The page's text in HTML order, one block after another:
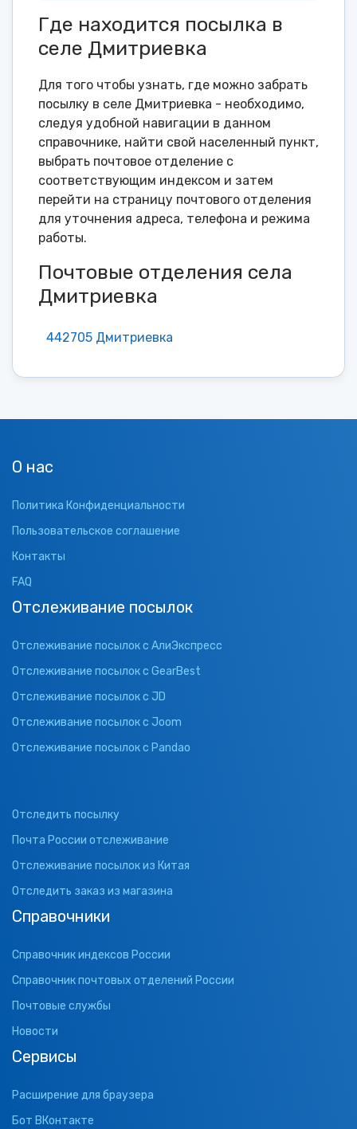
Где находится посылка в
селе Дмитриевка
Для того чтобы узнать, где можно забрать
посылку в селе Дмитриевка - необходимо,
следуя удобной навигации в данном
справочнике, найти свой населенный пункт,
выбрать почтовое отделение с
соответствующим индексом и затем
перейти на страницу почтового отделения
для уточнения адреса, телефона и режима
работы.
Почтовые отделения села
Дмитриевка
442705 Дмитриевка
О нас
Политика Конфиденциальности
Пользовательское соглашение
Контакты
FAQ
Отслеживание посылок
Отслеживание посылок с АлиЭкспресс
Отслеживание посылок с GearBest
Отслеживание посылок с JD
Отслеживание посылок с Joom
Отслеживание посылок с Pandao
Отследить посылку
Почта России отслеживание
Отслеживание посылок из Китая
Отследить заказ из магазина
Справочники
Справочник индексов России
Справочник почтовых отделений России
Почтовые службы
Новости
Сервисы
Расширение для браузера
Бот ВКонтакте